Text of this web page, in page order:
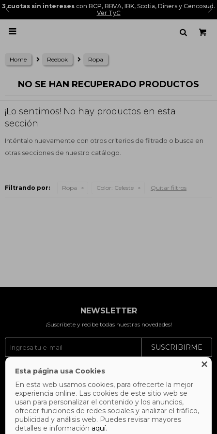

Esta página usa Cookies
En esta web usamos cookies, para ofrecerte la mejor
experiencia online. Las cookies de este sitio web se
usan para personalizar el contenido y los anuncios,
ofrecer funciones de redes sociales y analizar el tráfico,
publicidad y análisis web. Puedes revisar mayores
detalles e información aquí.
3 cuotas sin intereses con BCP, BBVA, IBK, Scotia, Diners y Cencosud.
Ver TyC

Home Reebok Ropa
NO SE HAN RECUPERADO PRODUCTOS
¡Lo sentimos! No hay productos en esta
sección.
Inténtalo nuevamente con otros criterios de filtrado o busca en
otras secciones de nuestro catálogo.
Filtrando por: Ropa Color: Celeste Quitar filtros
NEWSLETTER
¡Suscríbete y recibe todas nuestras novedades!
SUSCRIBIRME
 